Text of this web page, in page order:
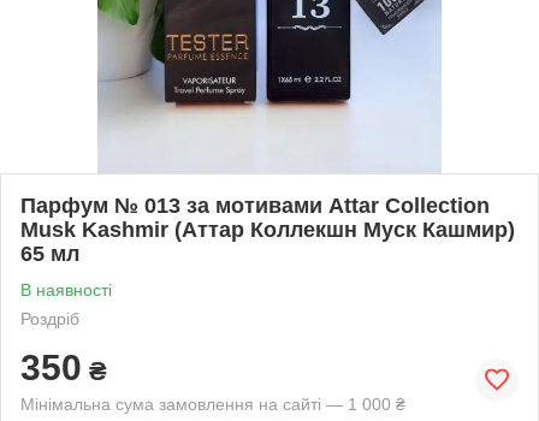
Парфум № 013 за мотивами Attar Collection
Musk Kashmir (Аттар Коллекшн Муск Кашмир)
65 мл
В наявності
Роздріб
350 ₴
Мінімальна сума замовлення на сайті — 1 000 ₴